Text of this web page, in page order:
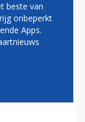
beste van
onbeperkt
Apps.